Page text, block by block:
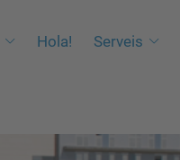
Hola! Serveis